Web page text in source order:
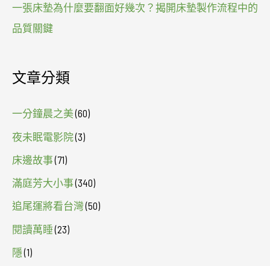
一張床墊為什麼要翻面好幾次？揭開床墊製作流程中的
品質關鍵
文章分類
一分鐘晨之美(60)
夜未眠電影院(3)
床邊故事(71)
滿庭芳大小事(340)
追尾運將看台灣(50)
閱讀萬睡(23)
隱(1)